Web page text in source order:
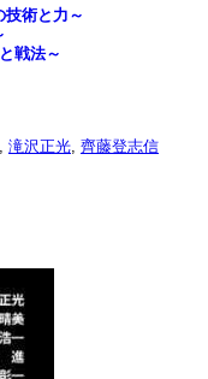
術と力～
戦法～
, 滝沢正光, 齊藤登志信